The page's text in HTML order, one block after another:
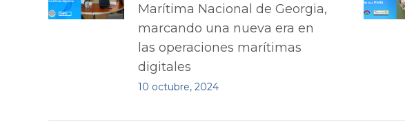
Marítima Nacional de Georgia,
marcando una nueva era en
las operaciones marítimas
digitales
10 octubre, 2024